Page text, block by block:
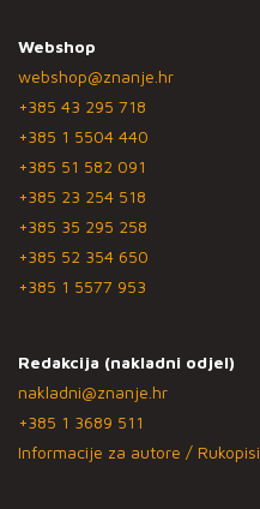
Webshop
webshop@znanje.hr
+385 43 295 718
+385 1 5504 440
+385 51 582 091
+385 23 254 518
+385 35 295 258
+385 52 354 650
+385 1 5577 953
Redakcija (nakladni odjel)
nakladni@znanje.hr
+385 1 3689 511
Informacije za autore / Rukopisi